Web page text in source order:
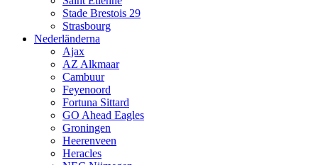
Stade Brestois 29
Strasbourg
Nederländerna
Ajax
AZ Alkmaar
Cambuur
Feyenoord
Fortuna Sittard
GO Ahead Eagles
Groningen
Heerenveen
Heracles